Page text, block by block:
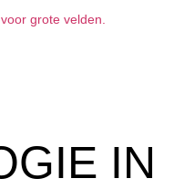
grote velden.
IN